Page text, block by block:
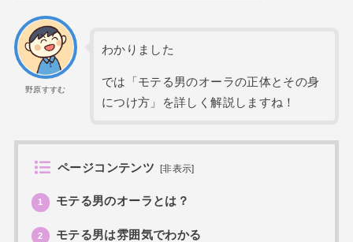
野原すすむ
わかりました
では「モテる男のオーラの正体とその身
につけ方」を詳しく解説しますね！
ページコンテンツ [非表示]
1 モテる男のオーラとは？
2 モテる男は雰囲気でわかる